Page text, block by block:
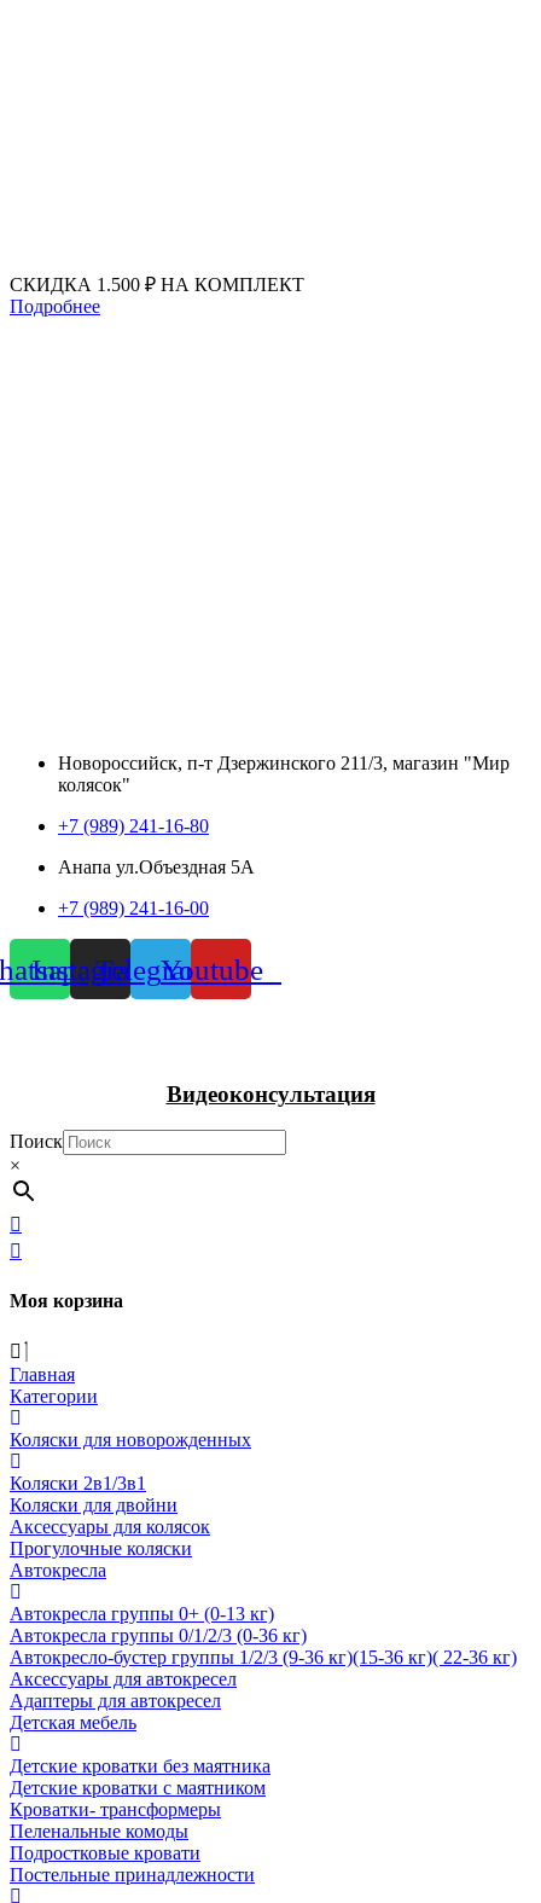
СКИДКА 1.500 ₽ НА КОМПЛЕКТ
Подробнее
Новороссийск, п-т Дзержинского 211/3, магазин "Мир
колясок"
+7 (989) 241-16-80
Анапа ул.Объездная 5А
+7 (989) 241-16-00
InstagramTelegramYoutube
Видеоконсультация
Поиск
×
Моя корзина
Главная
Категории
Коляски для новорожденных
Коляски 2в1/3в1
Коляски для двойни
Аксессуары для колясок
Прогулочные коляски
Автокресла
Автокресла группы 0+ (0-13 кг)
Автокресла группы 0/1/2/3 (0-36 кг)
Автокресло-бустер группы 1/2/3 (9-36 кг)(15-36 кг)( 22-36 кг)
Аксессуары для автокресел
Адаптеры для автокресел
Детская мебель
Детские кроватки без маятника
Детские кроватки с маятником
Кроватки- трансформеры
Пеленальные комоды
Подростковые кровати
Постельные принадлежности